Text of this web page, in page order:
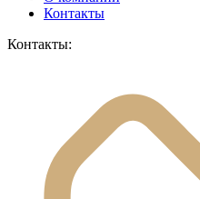
Контакты
Контакты: